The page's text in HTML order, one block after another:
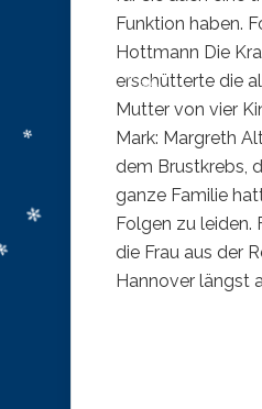
Funktion haben.
Hottmann Die
erschütterte die
Mutter von vier
Mark: Margreth
dem Brustkrebs,
ganze Familie
Folgen zu leiden.
die Frau aus der
Hannover längst